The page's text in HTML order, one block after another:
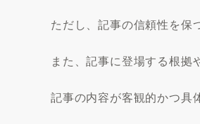
ただし、記事の信頼性を保
また、記事に登場する根拠
記事の内容が客観的かつ具